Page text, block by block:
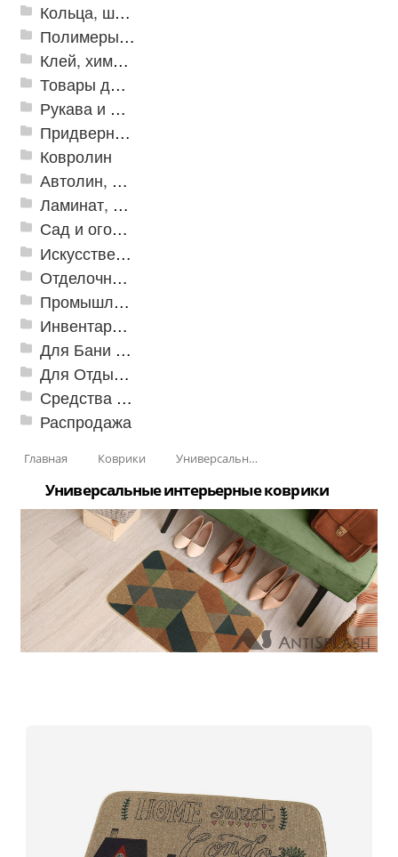
Кольца, шайбы, манжеты
Полимеры и пластики
Клей, химия, сопутствующие товары
Товары для дома
Рукава и шланги промышленные
Придверные решетки
Ковролин
Автолин, Транслин, Линолеум
Ламинат, Кварцвиниловая плитка SPC
Сад и огород
Искусственная трава
Отделочные профили
Промышленный текстиль
Инвентарь для клининга
Для Бани и Сауны
Для Отдыха и Пикника
Средства от насекомых и садовых вредителей
Распродажа
Главная Коврики Универсальные коврики
Универсальные интерьерные коврики